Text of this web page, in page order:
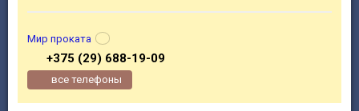
Мир проката
+375 (29) 688-19-09
все телефоны